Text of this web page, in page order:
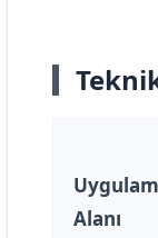
Alanı